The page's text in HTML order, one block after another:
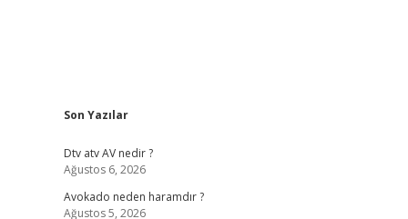
Sidebar
Son Yazılar
Dtv atv AV nedir ?
Ağustos 6, 2026
Avokado neden haramdır ?
Ağustos 5, 2026